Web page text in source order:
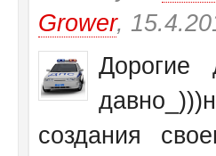
Grower,
Дорогие
создания